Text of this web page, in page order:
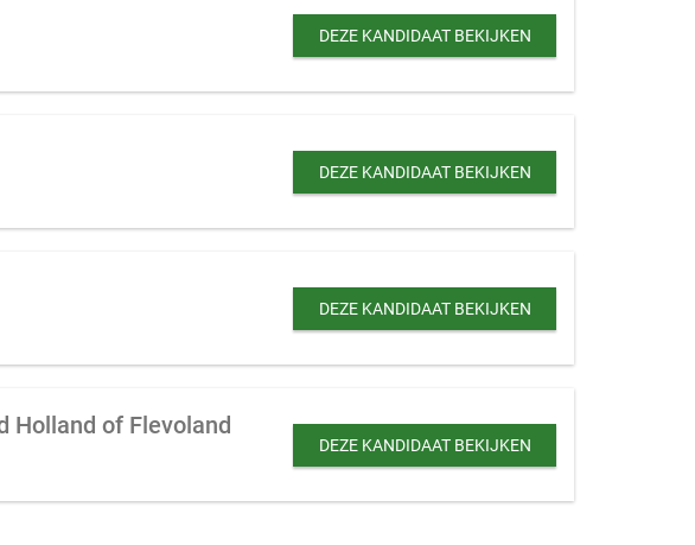
DEZE KANDIDAAT BEKIJKEN
DEZE KANDIDAAT BEKIJKEN
DEZE KANDIDAAT BEKIJKEN
Holland of Flevoland
DEZE KANDIDAAT BEKIJKEN